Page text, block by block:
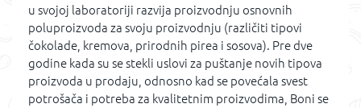
u svojoj laboratoriji razvija proizvodnju osnovnih
poluproizvoda za svoju proizvodnju (različiti tipovi
čokolade, kremova, prirodnih pirea i sosova). Pre dve
godine kada su se stekli uslovi za puštanje novih tipova
proizvoda u prodaju, odnosno kad se povećala svest
potrošača i potreba za kvalitetnim proizvodima, Boni se